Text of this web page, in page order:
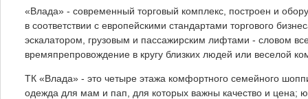
«Влада» - современный торговый комплекс, построен и
в соответствии с европейскими стандартами торгового
эскалатором, грузовым и пассажирским лифтами - словом
времяпрепровождение в кругу близких людей или веселой
ТК «Влада» - это четыре этажа комфортного семейного
одежда для мам и пап, для которых важны качество и